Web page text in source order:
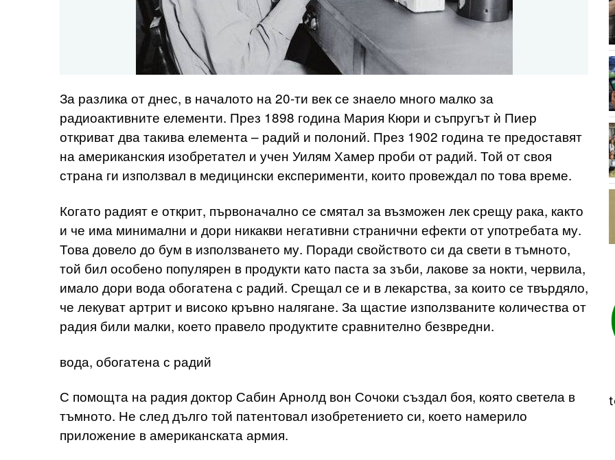
За разлика от днес, в началото на 20-ти век се знаело много малко за
радиоактивните елементи. През 1898 година Мария Кюри и съпругът ѝ Пиер
откриват два такива елемента – радий и полоний. През 1902 година те предоставят
на американския изобретател и учен Уилям Хамер проби от радий. Той от своя
страна ги използвал в медицински експерименти, които провеждал по това време.
Когато радият е открит, първоначално се смятал за възможен лек срещу рака, както
и че има минимални и дори никакви негативни странични ефекти от употребата му.
Това довело до бум в използването му. Поради свойството си да свети в тъмното,
той бил особено популярен в продукти като паста за зъби, лакове за нокти, червила,
имало дори вода обогатена с радий. Срещал се и в лекарства, за които се твърдяло,
че лекуват артрит и високо кръвно налягане. За щастие използваните количества от
радия били малки, което правело продуктите сравнително безвредни.
вода, обогатена с радий
С помощта на радия доктор Сабин Арнолд вон Сочоки създал боя, която светела в
тъмното. Не след дълго той патентовал изобретението си, което намерило
приложение в американската армия.